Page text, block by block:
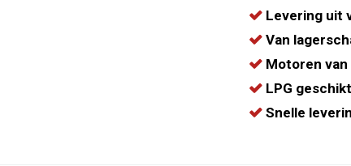
Levering uit
Van
Motoren
LPG
Snelle